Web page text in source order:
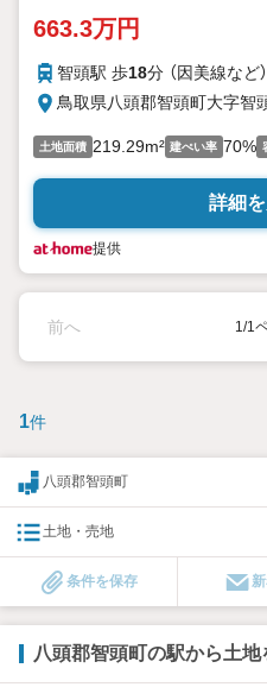
663.3万円
智頭駅 歩18分 （因美線など）
鳥取県八頭郡智頭町大字智
土地面積 219.29m² 建ぺい率 70%
詳細
提供
前へ 1/1
1件
八頭郡智頭町
土地・売地
条件を保存
八頭郡智頭町の駅から土地